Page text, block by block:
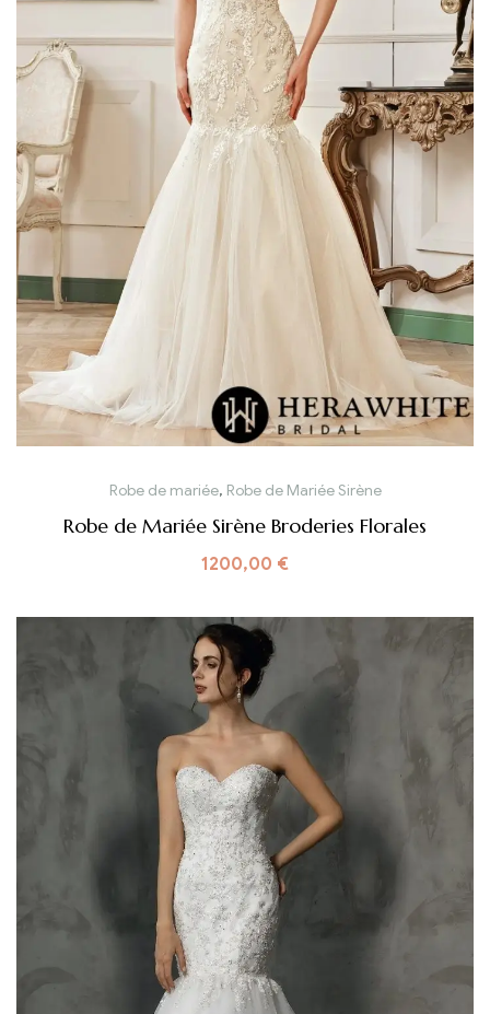
Robe de mariée, Robe de Mariée Sirène
Robe de Mariée Sirène Broderies Florales
1200,00 €